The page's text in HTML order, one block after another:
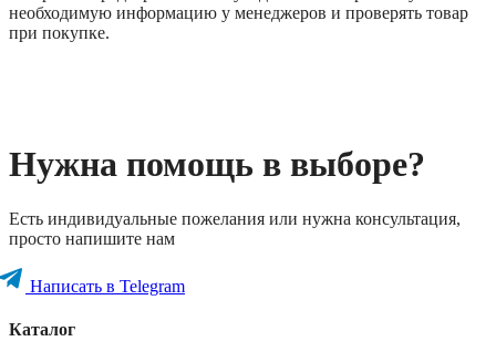
необходимую информацию у менеджеров и проверять товар
при покупке.
Нужна помощь в выборе?
Есть индивидуальные пожелания или нужна консультация,
просто напишите нам
Написать в Telegram
Каталог